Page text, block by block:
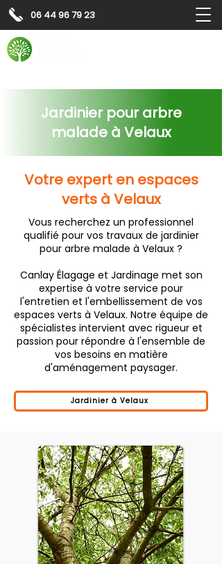
06 44 96 79 23
Jardinier pour arbre
malade à Velaux
Votre expert en espaces
verts à Velaux
Vous recherchez un professionnel
qualifié pour vos travaux de jardinier
pour arbre malade à Velaux ?
Canlay Élagage et Jardinage met son
expertise à votre service pour
l'entretien et l'embellissement de vos
espaces verts à Velaux. Notre équipe de
spécialistes intervient avec rigueur et
passion pour répondre à l'ensemble de
vos besoins en matière
d'aménagement paysager.
Jardinier à Velaux